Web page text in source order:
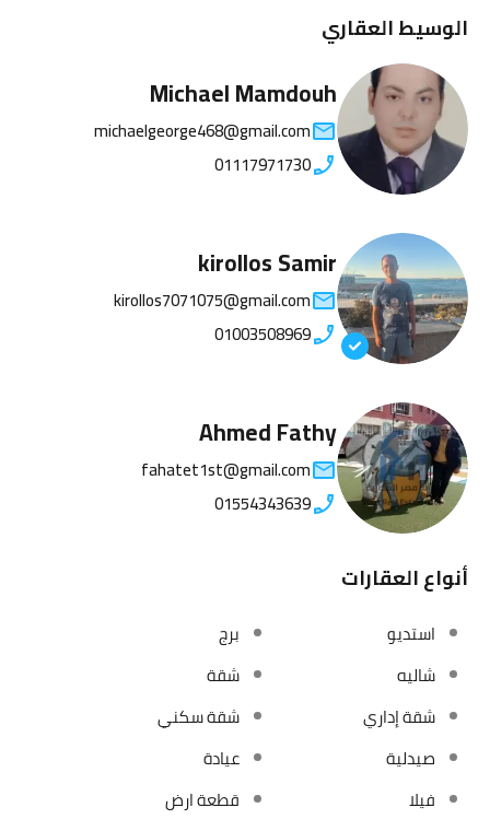
الوسيط العقاري
Michael Mamdouh
michaelgeorge468@gmail.com
01117971730
kirollos Samir
kirollos7071075@gmail.com
01003508969
Ahmed Fathy
fahatet1st@gmail.com
01554343639
أنواع العقارات
استديو
برج
شاليه
شقة
شقة إداري
شقة سكني
صيدلية
عيادة
فيلا
قطعة ارض